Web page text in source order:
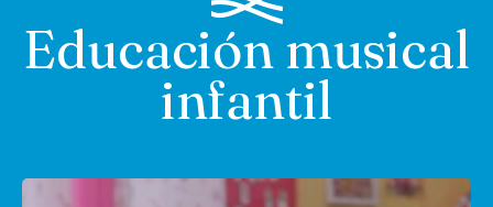
Educación musical
infantil